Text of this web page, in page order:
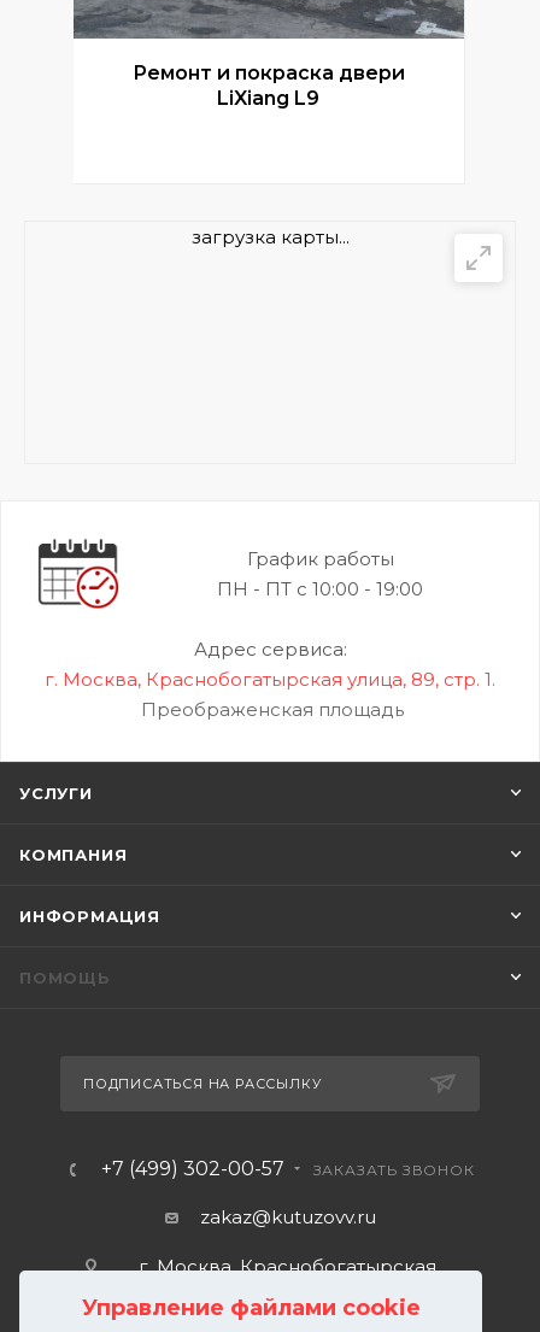
Управление файлами cookie
Ремонт и покраска двери
LiXiang L9
загрузка карты...
График работы
ПН - ПТ с 10:00 - 19:00
Адрес сервиса:
г. Москва, Краснобогатырская улица, 89, стр. 1.
Преображенская площадь
УСЛУГИ
КОМПАНИЯ
ИНФОРМАЦИЯ
ПОМОЩЬ
ПОДПИСАТЬСЯ НА РАССЫЛКУ
+7 (499) 302-00-57 ЗАКАЗАТЬ ЗВОНОК
zakaz@kutuzovv.ru
г. Москва, Краснобогатырская